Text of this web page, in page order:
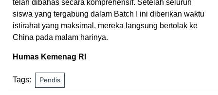
telah dibahas secara komprehensif. Setelah seluruh
siswa yang tergabung dalam Batch I ini diberikan waktu
istirahat yang maksimal, mereka langsung bertolak ke
China pada malam harinya.
Humas Kemenag RI
Tags: Pendis